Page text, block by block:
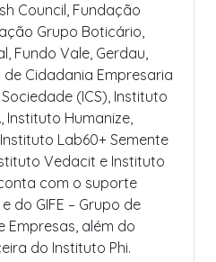
Council, Fundação
Grupo Boticário,
Fundo Vale, Gerdau,
Cidadania Empresaria
(ICS), Instituto
Instituto Humanize,
Lab60+ Semente
Vedacit e Instituto
com o suporte
do GIFE – Grupo de
Empresas, além do
do Instituto Phi.